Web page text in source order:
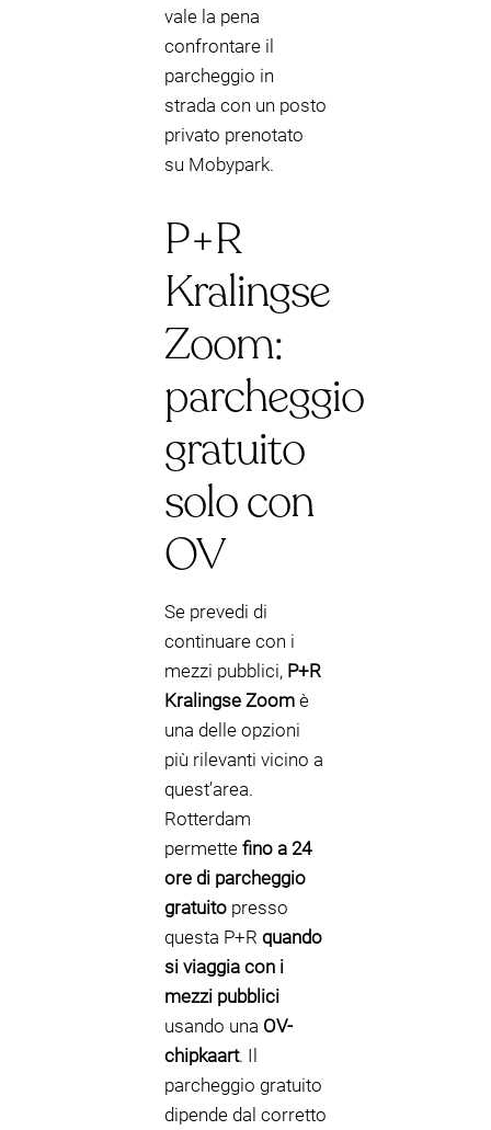
vale la pena
confrontare il
parcheggio in
strada con un posto
privato prenotato
su Mobypark.
P+R
Kralingse
Zoom:
parcheggio
gratuito
solo con
OV
Se prevedi di
continuare con i
mezzi pubblici, P+R
Kralingse Zoom è
una delle opzioni
più rilevanti vicino a
quest’area.
Rotterdam
permette fino a 24
ore di parcheggio
gratuito presso
questa P+R quando
si viaggia con i
mezzi pubblici
usando una OV-
chipkaart. Il
parcheggio gratuito
dipende dal corretto